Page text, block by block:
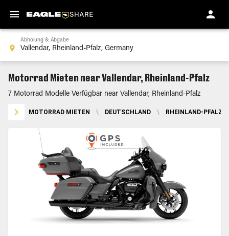
Abholung & Abgabe
Motorrad Mieten near Vallendar, Rheinland-Pfalz
7 Motorrad Modelle Verfügbar near Vallendar, Rheinland-Pfalz
MOTORRAD MIETEN \ DEUTSCHLAND \ RHEINLAND-PFALZ